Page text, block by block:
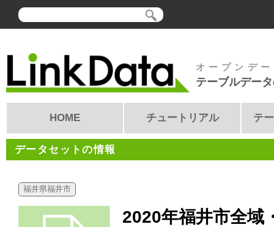
オープンデ
テーブルデー
HOME チュートリアル テ
データセットの情報
福井県福井市
2020年福井市全